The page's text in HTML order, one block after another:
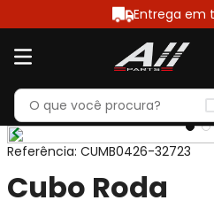
Entrega em
Referência: CUMB0426-32723
Cubo Roda